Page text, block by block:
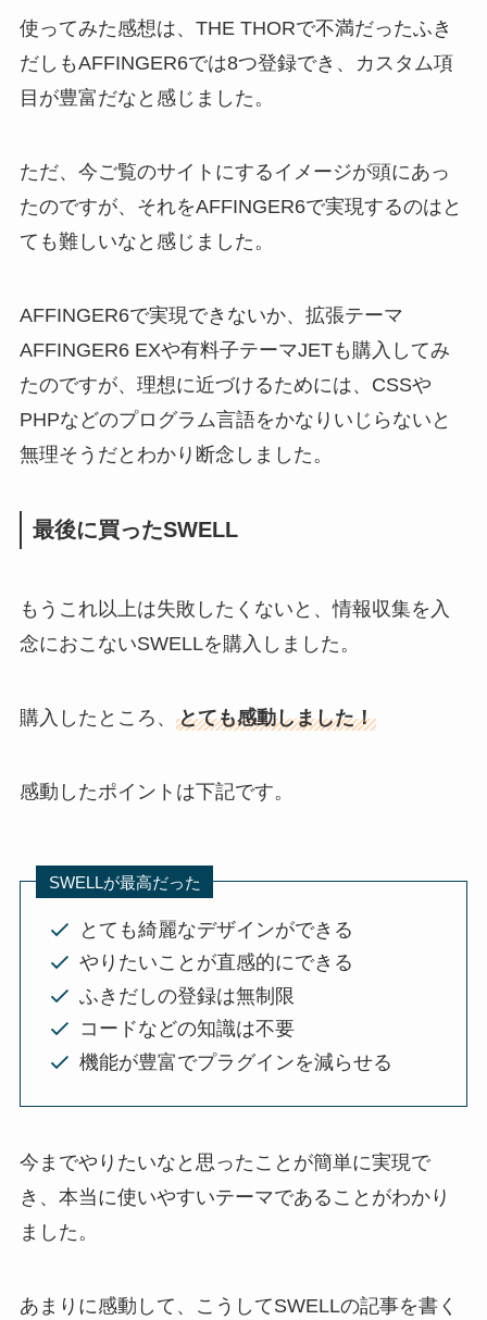
使ってみた感想は、THE THORで不満だったふき
だしもAFFINGER6では8つ登録でき、カスタム項
目が豊富だなと感じました。
ただ、今ご覧のサイトにするイメージが頭にあっ
たのですが、それをAFFINGER6で実現するのはと
ても難しいなと感じました。
AFFINGER6で実現できないか、拡張テーマ
AFFINGER6 EXや有料子テーマJETも購入してみ
たのですが、理想に近づけるためには、CSSや
PHPなどのプログラム言語をかなりいじらないと
無理そうだとわかり断念しました。
最後に買ったSWELL
もうこれ以上は失敗したくないと、情報収集を入
念におこないSWELLを購入しました。
購入したところ、 とても感動しました！
感動したポイントは下記です。
SWELLが最高だった
とても綺麗なデザインができる
やりたいことが直感的にできる
ふきだしの登録は無制限
コードなどの知識は不要
機能が豊富でプラグインを減らせる
今までやりたいなと思ったことが簡単に実現で
き、本当に使いやすいテーマであることがわかり
ました。
あまりに感動して、こうしてSWELLの記事を書く